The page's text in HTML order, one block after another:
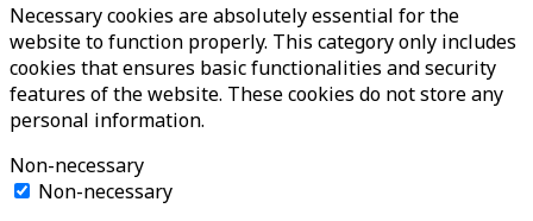
Necessary cookies are absolutely essential for the
website to function properly. This category only includes
cookies that ensures basic functionalities and security
features of the website. These cookies do not store any
personal information.
Non-necessary
Non-necessary